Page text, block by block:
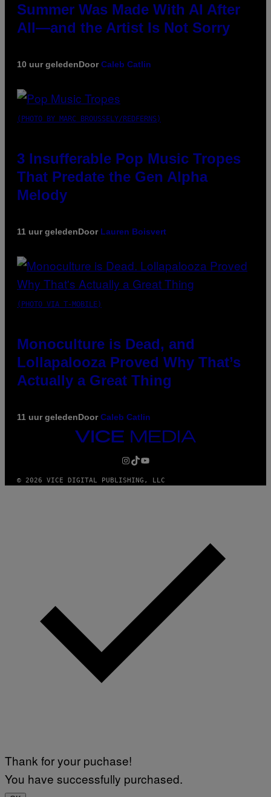
Summer Was Made With AI After
All—and the Artist Is Not Sorry
10 uur geledenDoorCaleb Catlin
(PHOTO BY MARC BROUSSELY/REDFERNS)
3 Insufferable Pop Music Tropes
That Predate the Gen Alpha
Melody
11 uur geledenDoor Lauren Boisvert
(PHOTO VIA T-MOBILE)
Monoculture is Dead, and
Lollapalooza Proved Why That’s
Actually a Great Thing
11 uur geledenDoorCaleb Catlin
VICE
MEDIA
INSTAGRAM
TIKTOK
YOUTUBE
© 2026 VICE DIGITAL PUBLISHING, LLC
Thank for your puchase!
You have successfully purchased.